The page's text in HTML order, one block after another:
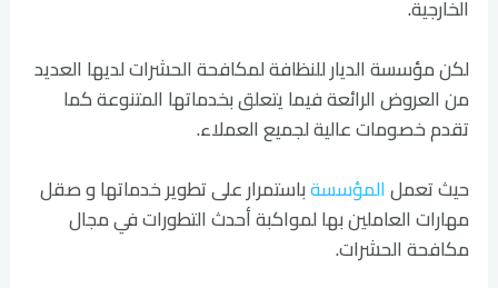
الخارجية.
لكن مؤسسة الديار للنظافة لمكافحة الحشرات لديها العديد
من العروض الرائعة فيما يتعلق بخدماتها المتنوعة كما
تقدم خصومات عالية لجميع العملاء.
حيث تعملالمؤسسةباستمرار على تطوير خدماتها و صقل
مهارات العاملين بها لمواكبة أحدث التطورات في مجال
مكافحة الحشرات.